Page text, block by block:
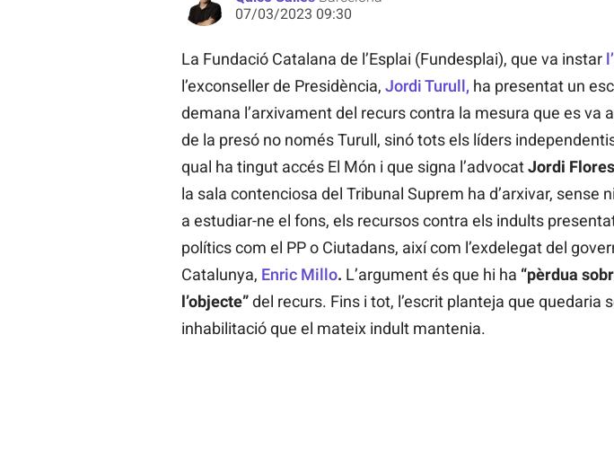
07/03/2023 09:30
La Fundació Catalana de l’Esplai (Fundesplai), que va instar
l’exconseller de Presidència, Jordi Turull, ha presentat un
demana l’arxivament del recurs contra la mesura que es va
de la presó no només Turull, sinó tots els líders
qual ha tingut accés El Món i que signa l’advocatJordi Flores
la sala contenciosa del Tribunal Suprem ha d’arxivar, sense
a estudiar-ne el fons, els recursos contra els indults
polítics com el PP o Ciutadans, així com l’exdelegat del
Catalunya, Enric Millo. L’argument és que hi ha “pèrdua
l’objecte”del recurs. Fins i tot, l’escrit planteja que quedaria
inhabilitació que el mateix indult mantenia.